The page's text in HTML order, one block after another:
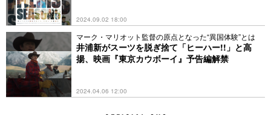
2024.09.02 18:00
マーク・マリオット監督の原点となった“異国体験”とは
井浦新がスーツを脱ぎ捨て「ヒーハー!!」と高
揚、映画『東京カウボーイ』予告編解禁
2024.04.06 12:00